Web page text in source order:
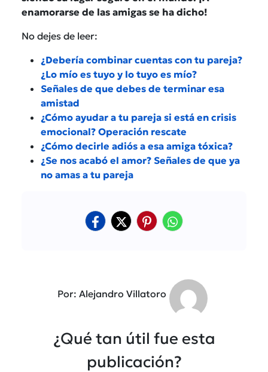
enamorarse de las amigas se ha dicho!
No dejes de leer:
¿Debería combinar cuentas con tu pareja?
¿Lo mío es tuyo y lo tuyo es mío?
Señales de que debes de terminar esa
amistad
¿Cómo ayudar a tu pareja si está en crisis
emocional? Operación rescate
¿Cómo decirle adiós a esa amiga tóxica?
¿Se nos acabó el amor? Señales de que ya
no amas a tu pareja
Por: Alejandro Villatoro
¿Qué tan útil fue esta
publicación?